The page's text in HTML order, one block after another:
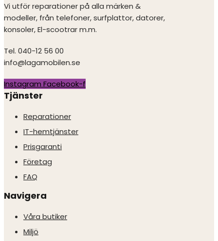
Vi utför reparationer på alla märken &
modeller, från telefoner, surfplattor, datorer,
konsoler, El-scootrar m.m.
Tel. 040-12 56 00
info@lagamobilen.se
Instagram Facebook-f
Tjänster
Reparationer
IT-hemtjänster
Prisgaranti
Företag
FAQ
Navigera
Våra butiker
Miljö